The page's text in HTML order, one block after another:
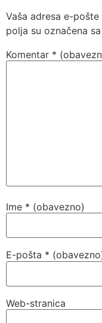
Vaša adresa e-
polja su označena sa
Komentar *
Ime * (obavezno)
E-pošta *
Web-stranica